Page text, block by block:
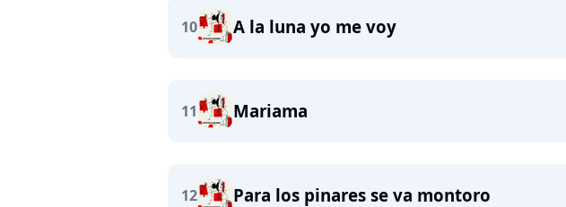
10 A la luna yo me voy
11 Mariama
12 Para los pinares se va montoro